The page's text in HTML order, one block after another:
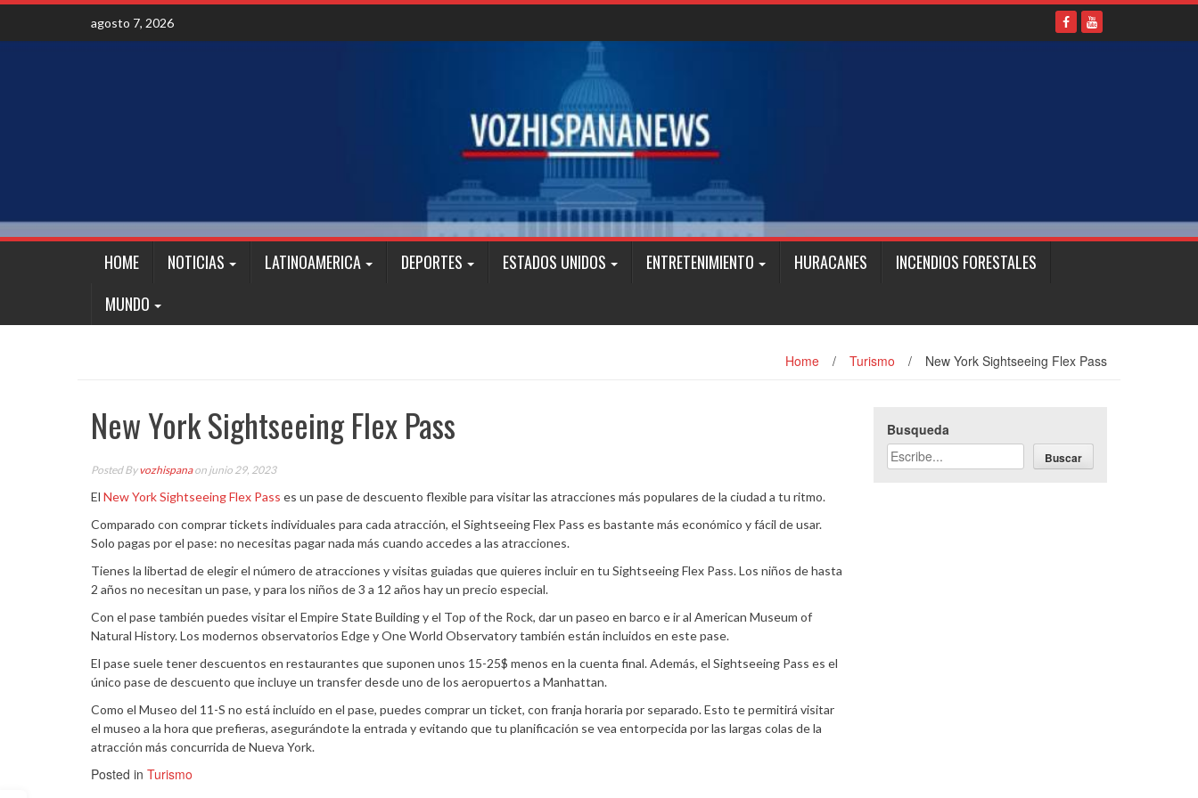
Skip
content
agosto 7, 2026
HOME NOTICIAS LATINOAMERICA DEPORTES ESTADOS UNIDOS ENTRETENIMIENTO HURACANES
INCENDIOS FORESTALES
MUNDO
Home / Turismo / New York Sightseeing Flex Pass
New York Sightseeing Flex Pass
Posted Byvozhispanaon junio 29, 2023
El New York Sightseeing Flex Pass es un pase de descuento flexible para visitar las atracciones más populares de la ciudad a tu ritmo.
Comparado con comprar tickets individuales para cada atracción, el Sightseeing Flex Pass es bastante más económico y fácil de usar.
Solo pagas por el pase: no necesitas pagar nada más cuando accedes a las atracciones.
Tienes la libertad de elegir el número de atracciones y visitas guiadas que quieres incluir en tu Sightseeing Flex Pass. Los niños de hasta
2 años no necesitan un pase, y para los niños de 3 a 12 años hay un precio especial.
Con el pase también puedes visitar el Empire State Building y el Top of the Rock, dar un paseo en barco e ir al American Museum of
Natural History. Los modernos observatorios Edge y One World Observatory también están incluidos en este pase.
El pase suele tener descuentos en restaurantes que suponen unos 15-25$ menos en la cuenta final. Además, el Sightseeing Pass es el
único pase de descuento que incluye un transfer desde uno de los aeropuertos a Manhattan.
Como el Museo del 11-S no está incluído en el pase, puedes comprar un ticket, con franja horaria por separado. Esto te permitirá visitar
el museo a la hora que prefieras, asegurándote la entrada y evitando que tu planificación se vea entorpecida por las largas colas de la
atracción más concurrida de Nueva York.
Posted in Turismo
Busqueda
Buscar